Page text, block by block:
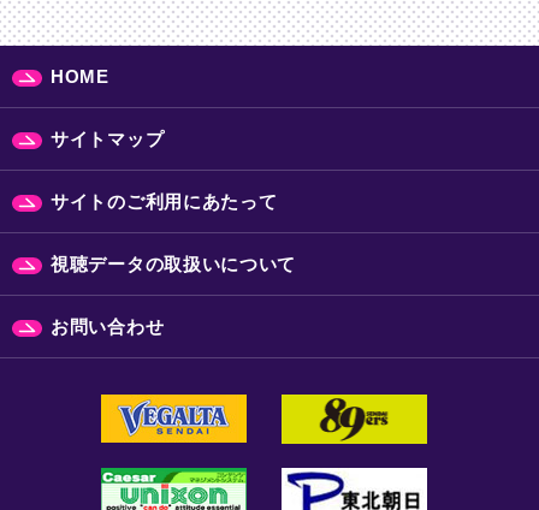
HOME
サイトマップ
サイトのご利用にあたって
視聴データの取扱いについて
お問い合わせ